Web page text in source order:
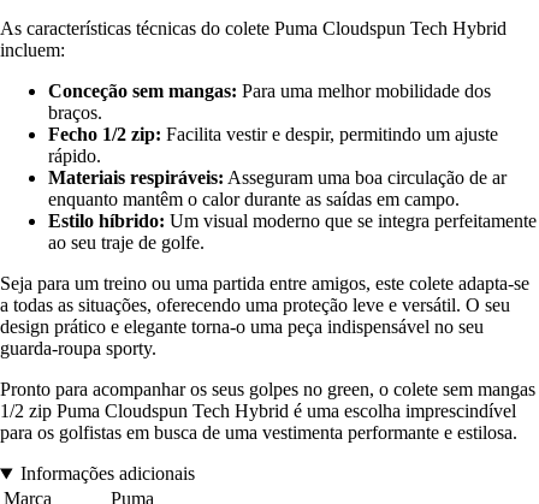
As características técnicas do colete Puma Cloudspun Tech Hybrid
incluem:
Conceção sem mangas: Para uma melhor mobilidade dos
braços.
Fecho 1/2 zip: Facilita vestir e despir, permitindo um ajuste
rápido.
Materiais respiráveis: Asseguram uma boa circulação de ar
enquanto mantêm o calor durante as saídas em campo.
Estilo híbrido: Um visual moderno que se integra perfeitamente
ao seu traje de golfe.
Seja para um treino ou uma partida entre amigos, este colete adapta-se
a todas as situações, oferecendo uma proteção leve e versátil. O seu
design prático e elegante torna-o uma peça indispensável no seu
guarda-roupa sporty.
Pronto para acompanhar os seus golpes no green, o colete sem mangas
1/2 zip Puma Cloudspun Tech Hybrid é uma escolha imprescindível
para os golfistas em busca de uma vestimenta performante e estilosa.
Informações adicionais
Marca
Puma